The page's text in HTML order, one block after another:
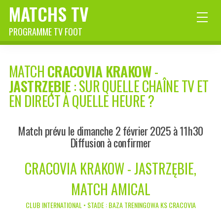
MATCHS TV
PROGRAMME TV FOOT
MATCHCRACOVIA KRAKOW-
JASTRZĘBIE: SUR QUELLE CHAÎNE TV ET
EN DIRECT À QUELLE HEURE ?
Match prévu le dimanche 2 février 2025 à 11h30
Diffusion à confirmer
CRACOVIA KRAKOW - JASTRZĘBIE,
MATCH AMICAL
CLUB INTERNATIONAL • STADE : BAZA TRENINGOWA KS CRACOVIA